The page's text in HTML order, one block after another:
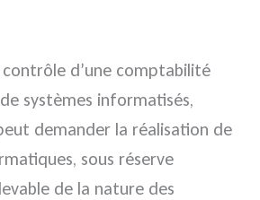
d’une comptabilité
systèmes informatisés,
demander la réalisation de
sous réserve
de la nature des